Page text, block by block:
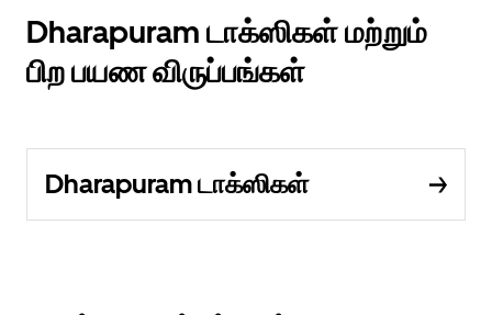
Dharapuram டாக்ஸிகள் மற்றும்
பிற பயண விருப்பங்கள்
Dharapuram டாக்ஸிகள்